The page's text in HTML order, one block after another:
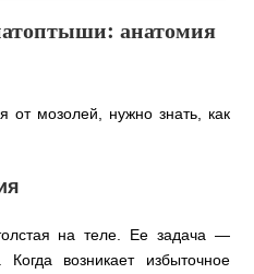
анатомия
от мозолей, нужно знать, как
на теле. Ее задача —
возникает избыточное